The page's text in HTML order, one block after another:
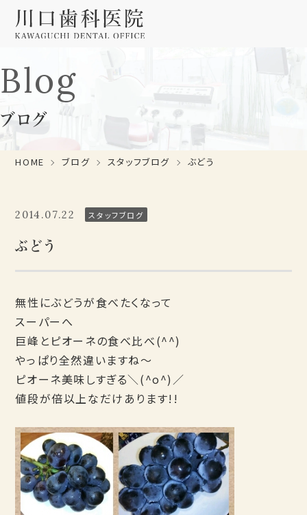
Blog
ブログ
HOME ブログ スタッフブログ ぶどう
2014.07.22 スタッフブログ
ぶどう
無性にぶどうが食べたくなって
スーパーへ
巨峰とピオーネの食べ比べ(^^)
やっぱり全然違いますね～
ピオーネ美味しすぎる＼(^o^)／
値段が倍以上なだけあります!!